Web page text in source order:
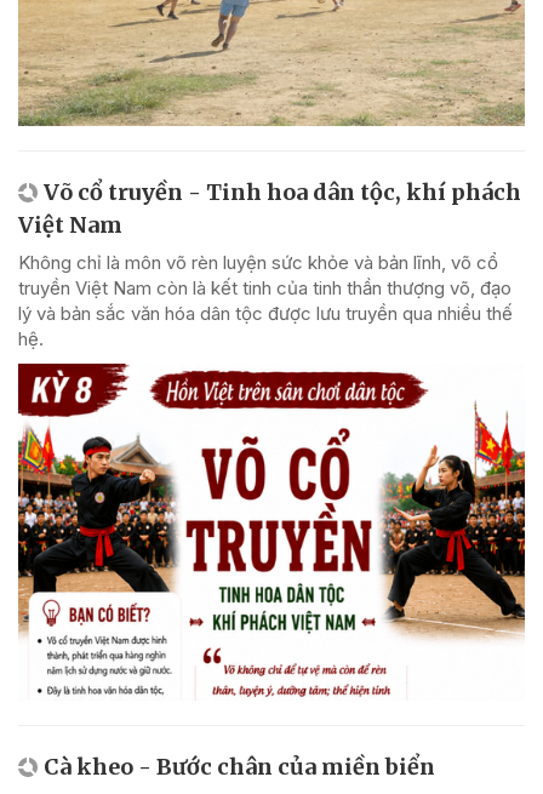
Võ cổ truyền - Tinh hoa dân tộc, khí phách
Việt Nam
Không chỉ là môn võ rèn luyện sức khỏe và bản lĩnh, võ cổ
truyền Việt Nam còn là kết tinh của tinh thần thượng võ, đạo
lý và bản sắc văn hóa dân tộc được lưu truyền qua nhiều thế
hệ.
Cà kheo - Bước chân của miền biển